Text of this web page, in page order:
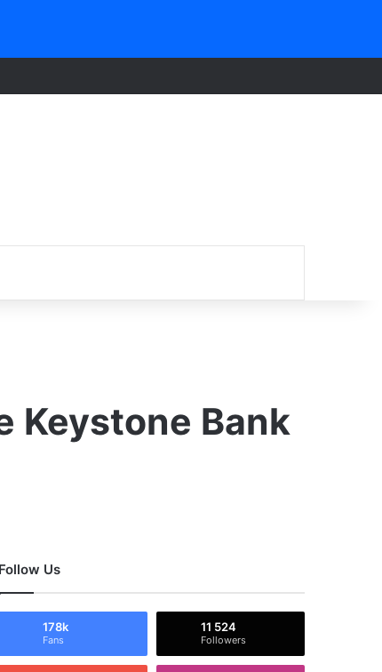
Keystone Bank
Follow Us
178k
Fans
11 524
Followers